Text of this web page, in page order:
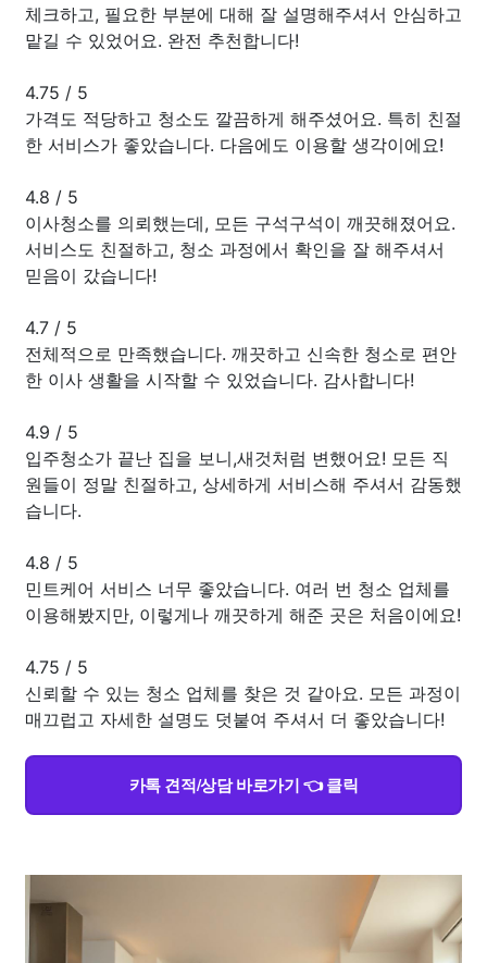
체크하고, 필요한 부분에 대해 잘 설명해주셔서 안심하고
맡길 수 있었어요. 완전 추천합니다!
4.75 / 5
가격도 적당하고 청소도 깔끔하게 해주셨어요. 특히 친절
한 서비스가 좋았습니다. 다음에도 이용할 생각이에요!
4.8 / 5
이사청소를 의뢰했는데, 모든 구석구석이 깨끗해졌어요.
서비스도 친절하고, 청소 과정에서 확인을 잘 해주셔서
믿음이 갔습니다!
4.7 / 5
전체적으로 만족했습니다. 깨끗하고 신속한 청소로 편안
한 이사 생활을 시작할 수 있었습니다. 감사합니다!
4.9 / 5
입주청소가 끝난 집을 보니,새것처럼 변했어요! 모든 직
원들이 정말 친절하고, 상세하게 서비스해 주셔서 감동했
습니다.
4.8 / 5
민트케어 서비스 너무 좋았습니다. 여러 번 청소 업체를
이용해봤지만, 이렇게나 깨끗하게 해준 곳은 처음이에요!
4.75 / 5
신뢰할 수 있는 청소 업체를 찾은 것 같아요. 모든 과정이
매끄럽고 자세한 설명도 덧붙여 주셔서 더 좋았습니다!
카톡 견적/상담 바로가기 👈 클릭